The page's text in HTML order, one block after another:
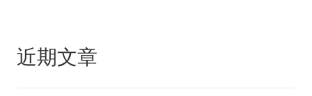
近期文章